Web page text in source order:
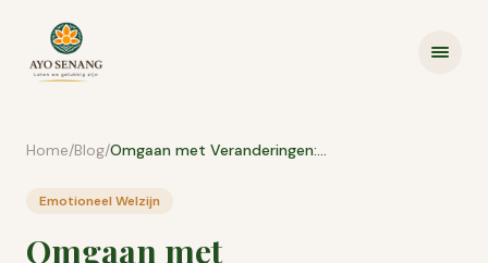
Home/Blog/ Omgaan met Veranderingen: 8 Modellen voor Meer Veerkracht
Emotioneel Welzijn
Omgaan met